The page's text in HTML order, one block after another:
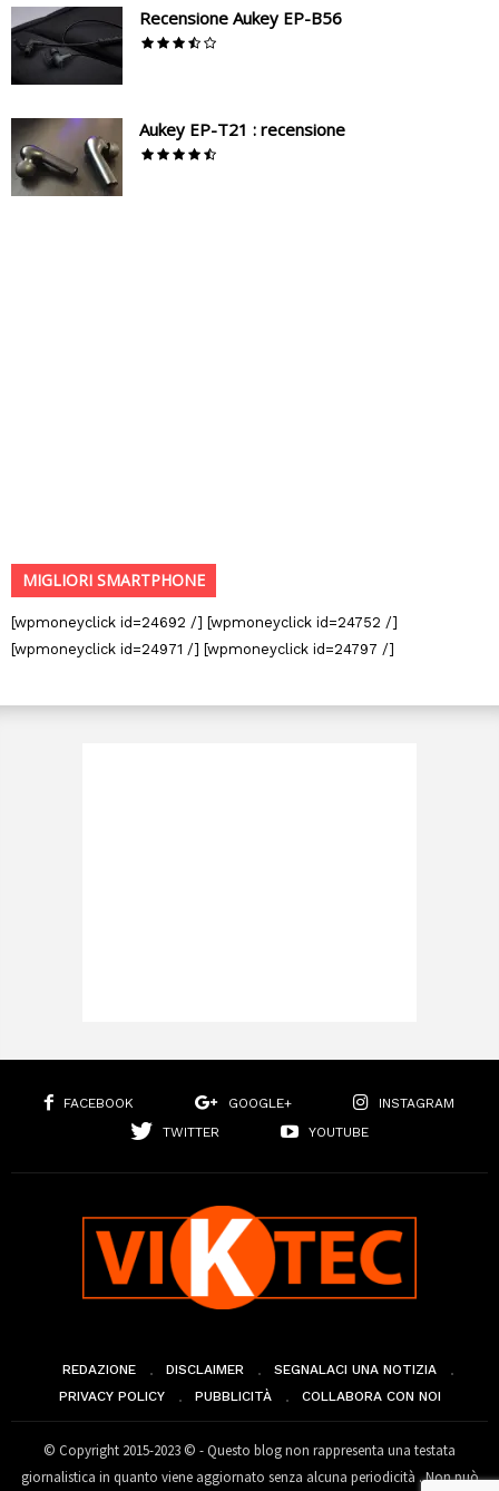
Recensione Aukey EP-B56
Aukey EP-T21 : recensione
MIGLIORI SMARTPHONE
[wpmoneyclick id=24692 /] [wpmoneyclick id=24752 /]
[wpmoneyclick id=24971 /] [wpmoneyclick id=24797 /]
FACEBOOK GOOGLE+
INSTAGRAM
TWITTER
YOUTUBE
REDAZIONE DISCLAIMER
SEGNALACI UNA NOTIZIA
PRIVACY POLICY
PUBBLICITÀ COLLABORA CON NOI
© Copyright 2015-2023 © - Questo blog non rappresenta una testata
giornalistica in quanto viene aggiornato senza alcuna periodicità . Non può